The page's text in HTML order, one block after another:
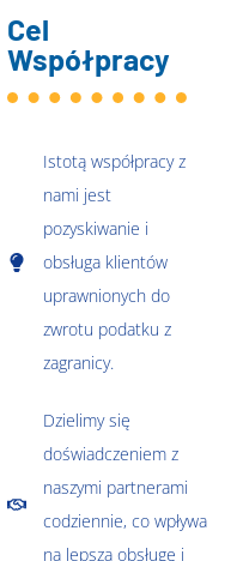
Cel
Współpracy
Istotą współpracy z
nami jest
pozyskiwanie i
obsługa klientów
uprawnionych do
zwrotu podatku z
zagranicy.
Dzielimy się
doświadczeniem z
naszymi partnerami
codziennie, co wpływa
na lepszą obsługę i